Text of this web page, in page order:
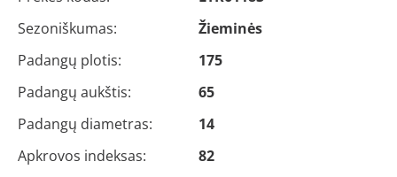
Sezoniškumas:
Žieminės
Padangų plotis:
175
Padangų aukštis:
65
Padangų diametras:
14
Apkrovos indeksas:
82